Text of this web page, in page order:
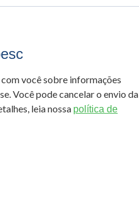
você sobre informações
Você pode cancelar o envio da
leia nossa política de